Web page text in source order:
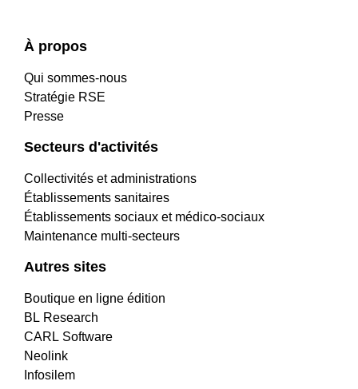
À propos
Qui sommes-nous
Stratégie RSE
Presse
Secteurs d'activités
Collectivités et administrations
Établissements sanitaires
Établissements sociaux et médico-sociaux
Maintenance multi-secteurs
Autres sites
Boutique en ligne édition
BL Research
CARL Software
Neolink
Infosilem